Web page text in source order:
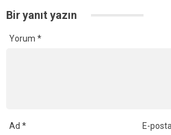
Bir yanıt yazın
Yorum *
Ad * E-